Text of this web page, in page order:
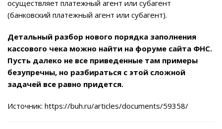
осуществляет платежный агент или субагент
(банковский платежный агент или субагент).
Детальный разбор нового порядка заполнения
кассового чека можно найти на форуме сайта ФНС.
Пусть далеко не все приведенные там примеры
безупречны, но разбираться с этой сложной
задачей все равно придется.
Источник: https://buh.ru/articles/documents/59358/